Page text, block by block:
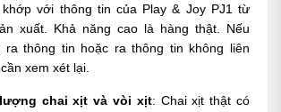
khớp với thông tin của Play & Joy PJ1 từ
xuất. Khả năng cao là hàng thật. Nếu
ra thông tin hoặc ra thông tin không liên
xem xét lại.
chai xịt và vòi xịt: Chai xịt thật có